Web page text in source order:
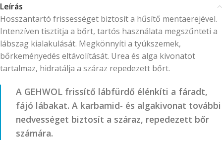
Leírás
Hosszantartó frissességet biztosít a hűsítő mentaerejével.
Intenzíven tisztitja a bőrt, tartós használata megszűnteti a
lábszag kialakulását. Megkönnyíti a tyúkszemek,
bőrkeményedés eltávolítását. Urea és alga kivonatot
tartalmaz, hidratálja a száraz repedezett bőrt.
A GEHWOL frissítő lábfürdő élénkíti a fáradt,
fájó lábakat. A karbamid- és algakivonat további
nedvességet biztosít a száraz, repedezett bőr
számára.